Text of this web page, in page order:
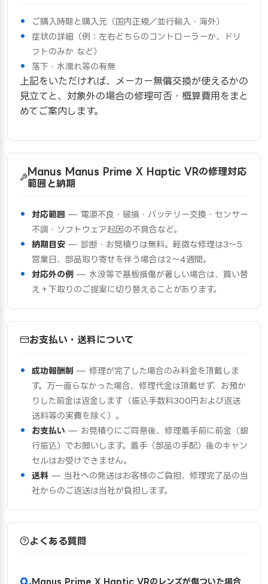
ご購入時期と購入元（国内正規／並行輸入・海外）
症状の詳細（例：左右どちらのコントローラーか、ドリ
フトのみか など）
落下・水濡れ等の有無
上記をいただければ、メーカー無償交換が使えるかの
見立てと、対象外の場合の修理可否・概算費用をまと
めてご案内します。
Manus Manus Prime X Haptic VRの修理対応
範囲と納期
対応範囲 — 電源不良・破損・バッテリー交換・センサー
不調・ソフトウェア起因の不具合など。
納期目安 — 診断・お見積りは無料。軽微な修理は3〜5
営業日、部品取り寄せを伴う場合は2〜4週間。
対応外の例 — 水没等で基板損傷が著しい場合は、買い替
え＋下取りのご提案に切り替えることがあります。
お支払い・送料について
成功報酬制 — 修理が完了した場合のみ料金を頂戴しま
す。万一直らなかった場合、修理代金は頂戴せず、お預か
りした前金は返金します（振込手数料300円および返送
送料等の実費を除く）。
お支払い — お見積りにご同意後、修理着手前に前金（銀
行振込）でお願いします。着手（部品の手配）後のキャン
セルはお受けできません。
送料 — 当社への発送はお客様のご負担、修理完了品の当
社からのご返送は当社が負担します。
よくある質問
Manus Prime X Haptic VRのレンズが傷ついた場合